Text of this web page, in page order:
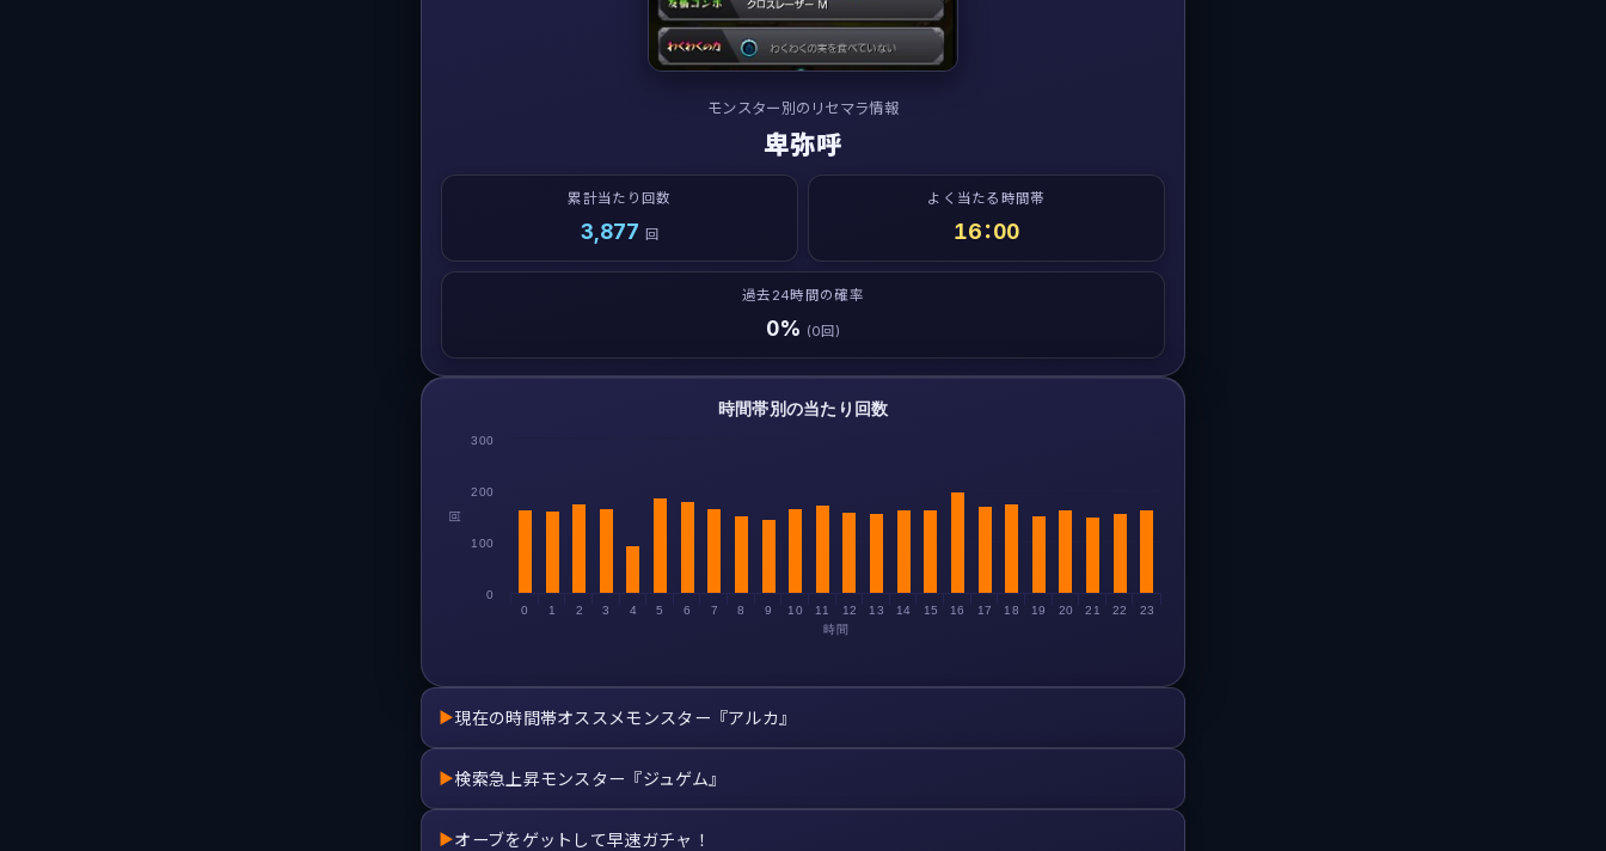
モンスター別のリセマラ情報
卑弥呼
累計当たり回数
3,877 回
よく当たる時間帯
16：00
過去24時間の確率
0% (0回)
時間
回
時間帯別の当たり回数
0 1 2 3 4 5 6 7 8 9 10 11 12 13 14 15 16 17 18 19 20 21 22 23
0
100
200
300
▶現在の時間帯オススメモンスター『アルカ』
▶検索急上昇モンスター『ジュゲム』
▶オーブをゲットして早速ガチャ！